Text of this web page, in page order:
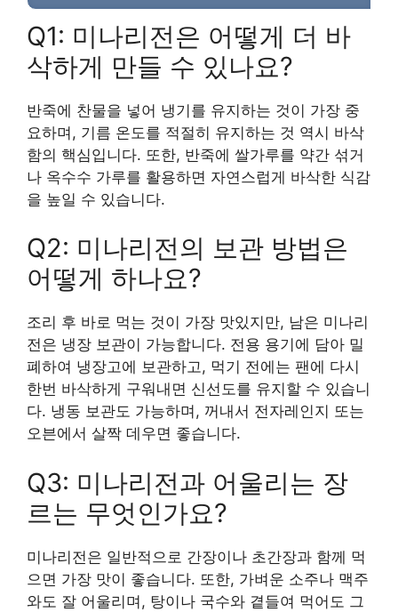
Q1: 미나리전은 어떻게 더 바
삭하게 만들 수 있나요?
반죽에 찬물을 넣어 냉기를 유지하는 것이 가장 중
요하며, 기름 온도를 적절히 유지하는 것 역시 바삭
함의 핵심입니다. 또한, 반죽에 쌀가루를 약간 섞거
나 옥수수 가루를 활용하면 자연스럽게 바삭한 식감
을 높일 수 있습니다.
Q2: 미나리전의 보관 방법은
어떻게 하나요?
조리 후 바로 먹는 것이 가장 맛있지만, 남은 미나리
전은 냉장 보관이 가능합니다. 전용 용기에 담아 밀
폐하여 냉장고에 보관하고, 먹기 전에는 팬에 다시
한번 바삭하게 구워내면 신선도를 유지할 수 있습니
다. 냉동 보관도 가능하며, 꺼내서 전자레인지 또는
오븐에서 살짝 데우면 좋습니다.
Q3: 미나리전과 어울리는 장
르는 무엇인가요?
미나리전은 일반적으로 간장이나 초간장과 함께 먹
으면 가장 맛이 좋습니다. 또한, 가벼운 소주나 맥주
와도 잘 어울리며, 탕이나 국수와 곁들여 먹어도 그